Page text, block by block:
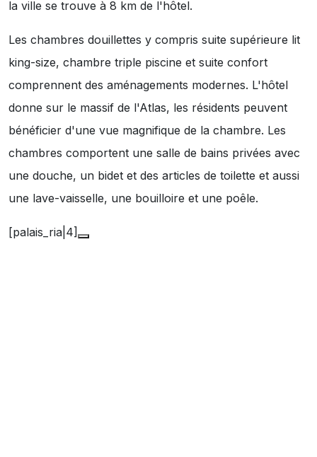
la ville se trouve à 8 km de l'hôtel.
Les chambres douillettes y compris suite supérieure lit
king-size, chambre triple piscine et suite confort
comprennent des aménagements modernes. L'hôtel
donne sur le massif de l'Atlas, les résidents peuvent
bénéficier d'une vue magnifique de la chambre. Les
chambres comportent une salle de bains privées avec
une douche, un bidet et des articles de toilette et aussi
une lave-vaisselle, une bouilloire et une poêle.
[palais_ria|4]